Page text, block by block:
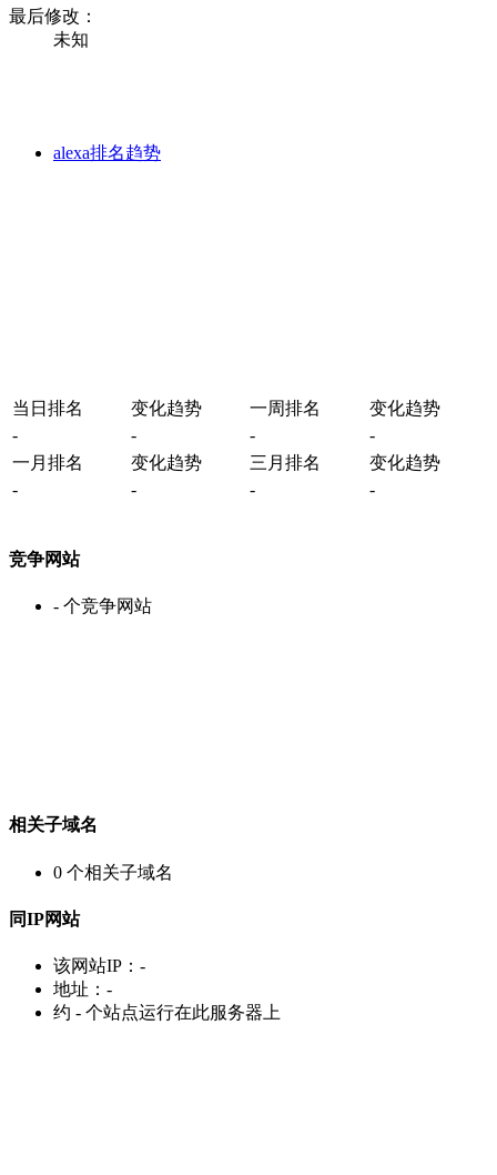
最后修改：
未知
alexa排名趋势
当日排名 变化趋势 一周排名
变化趋势
-
- -
-
一月排名
变化趋势 三月排名
变化趋势
-
- - -
竞争网站
- 个竞争网站
相关子域名
0 个相关子域名
同IP网站
该网站IP： -
地址： -
约 - 个站点运行在此服务器上